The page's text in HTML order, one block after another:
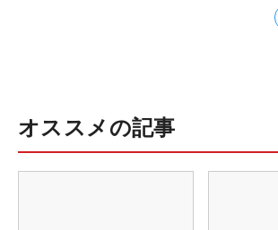
オススメの記事